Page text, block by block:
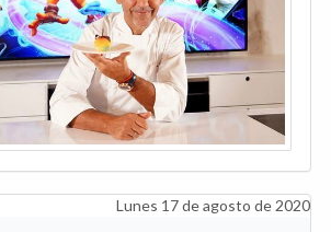
Lunes 17 de agosto de 2020